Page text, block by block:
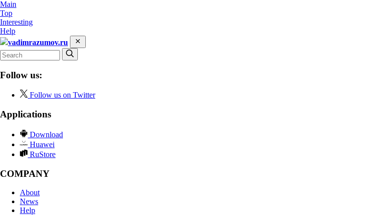
Main
Top
Interesting
Help
vadimrazumov.ru
Follow us:
Follow us on Twitter
Applications
Download
Huawei
RuStore
COMPANY
About
News
Help